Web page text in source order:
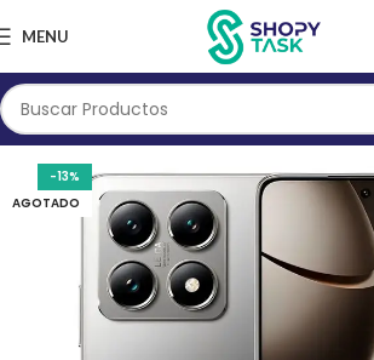
MENU
-13%
AGOTADO